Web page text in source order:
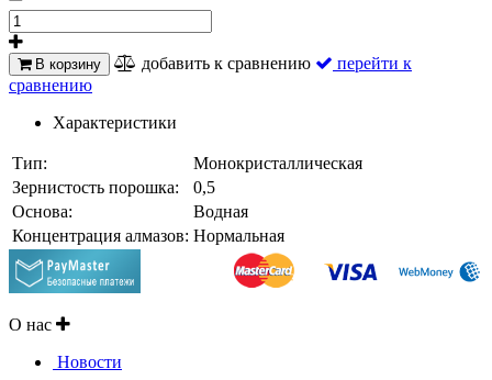
В корзину добавить к сравнению
перейти к
сравнению
Характеристики
Тип:
Монокристаллическая
Зернистость порошка:
0,5
Основа:
Водная
Концентрация алмазов: Нормальная
О нас
Новости